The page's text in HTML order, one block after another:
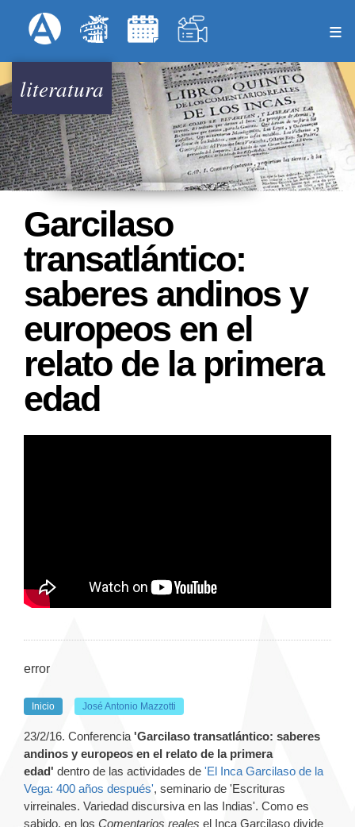
al
principal
Menú Superior
literatura
Garcilaso
transatlántico:
saberes andinos y
europeos en el
relato de la primera
edad
error
Inicio José Antonio Mazzotti
23/2/16. Conferencia 'Garcilaso transatlántico: saberes
andinos y europeos en el relato de la primera
edad' dentro de las actividades de 'El Inca Garcilaso de la
Vega: 400 años después', seminario de 'Escrituras
virreinales. Variedad discursiva en las Indias'. Como es
sabido, en los Comentarios reales el Inca Garcilaso divide